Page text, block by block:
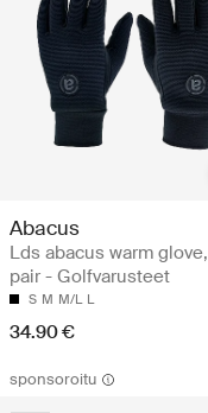
Abacus
Lds abacus warm glove,
pair - Golfvarusteet
S M M/L L
34.90 €
sponsoroitu